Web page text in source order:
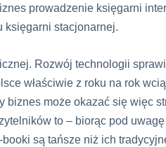
prowadzenie księgarni
księgarni stacjonarnej.
Rozwój technologii
właściwie z roku na rok
może okazać się więc
to – biorąc pod
są tańsze niż ich